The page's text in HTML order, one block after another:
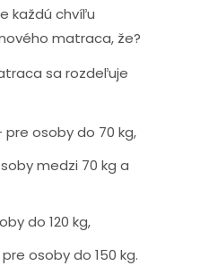
každú chvíľu
matraca, že?
sa rozdeľuje
pre osoby do 70 kg,
medzi 70 kg a
do 120 kg,
osoby do 150 kg.